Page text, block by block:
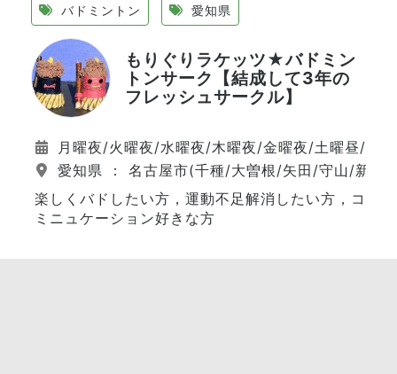
バドミントン 愛知県
もりぐりラケッツ★バドミン
トンサーク【結成して3年の
フレッシュサークル】
月曜夜/火曜夜/水曜夜/木曜夜/金曜夜/土曜昼/日
愛知県 ： 名古屋市(千種/大曽根/矢田/守山/新守
楽しくバドしたい方，運動不足解消したい方，コ
ミニュケーション好きな方